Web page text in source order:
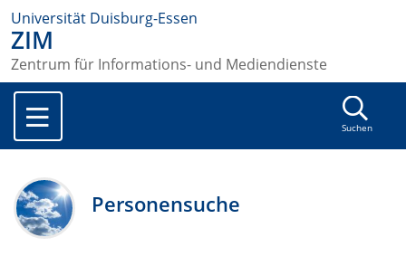
Universität Duisburg-Essen
ZIM
Zentrum für Informations- und Mediendienste
Suchen
Personensuche